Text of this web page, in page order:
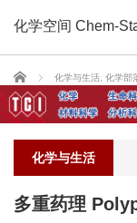
化学空间 Chem-
Home 化学与生活 化学部
化学与生活
多重药理